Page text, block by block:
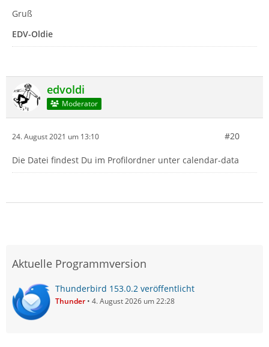
Gruß
EDV-Oldie
edvoldi
Moderator
24. August 2021 um 13:10 #20
Die Datei findest Du im Profilordner unter calendar-data
Aktuelle Programmversion
Thunderbird 153.0.2 veröffentlicht
Thunder 4. August 2026 um 22:28